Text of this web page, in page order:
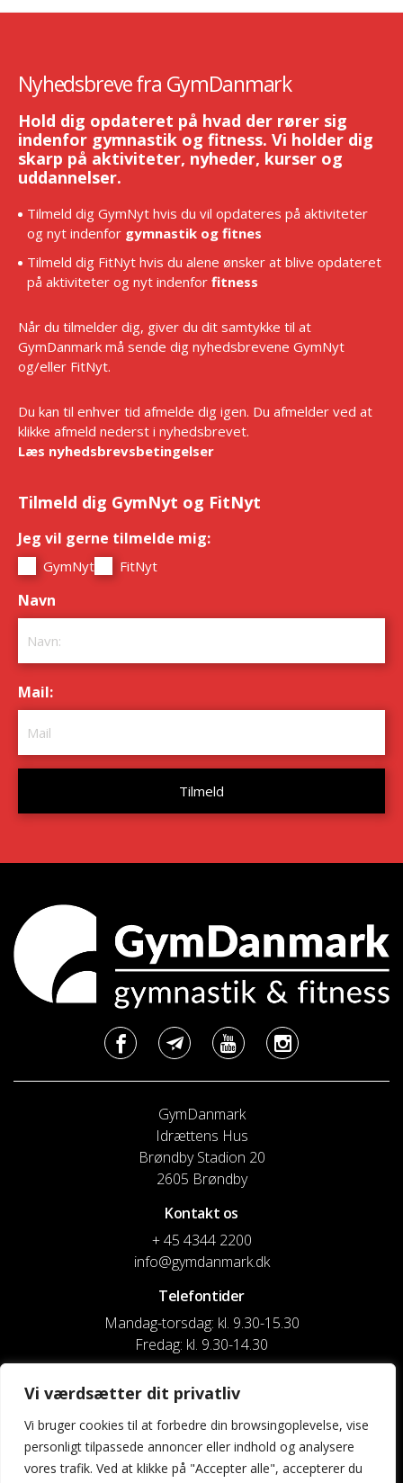
Vi værdsætter dit privatliv
Vi bruger cookies til at forbedre din browsingoplevelse, vise
personligt tilpassede annoncer eller indhold og analysere
vores trafik. Ved at klikke på "Accepter alle", accepterer du
Nyhedsbreve fra GymDanmark
Hold dig opdateret på hvad der rører sig
indenfor gymnastik og fitness. Vi holder dig
skarp på aktiviteter, nyheder, kurser og
uddannelser.
Tilmeld dig GymNyt hvis du vil opdateres på aktiviteter
og nyt indenfor gymnastik og fitnes
Tilmeld dig FitNyt hvis du alene ønsker at blive opdateret
på aktiviteter og nyt indenfor fitness
Når du tilmelder dig, giver du dit samtykke til at
GymDanmark må sende dig nyhedsbrevene GymNyt
og/eller FitNyt.
Du kan til enhver tid afmelde dig igen. Du afmelder ved at
klikke afmeld nederst i nyhedsbrevet.
Læs nyhedsbrevsbetingelser
Tilmeld dig GymNyt og FitNyt
Jeg vil gerne tilmelde mig:
GymNyt FitNyt
Navn
Mail:
GymDanmark
Idrættens Hus
Brøndby Stadion 20
2605 Brøndby
Kontakt os
+ 45 4344 2200
info@gymdanmark.dk
Telefontider
Mandag-torsdag: kl. 9.30-15.30
Fredag: kl. 9.30-14.30
CVR nr. 20916818
Reg. & Kontonr.: 4180 3119119022
Privatlivspolitik og cookies